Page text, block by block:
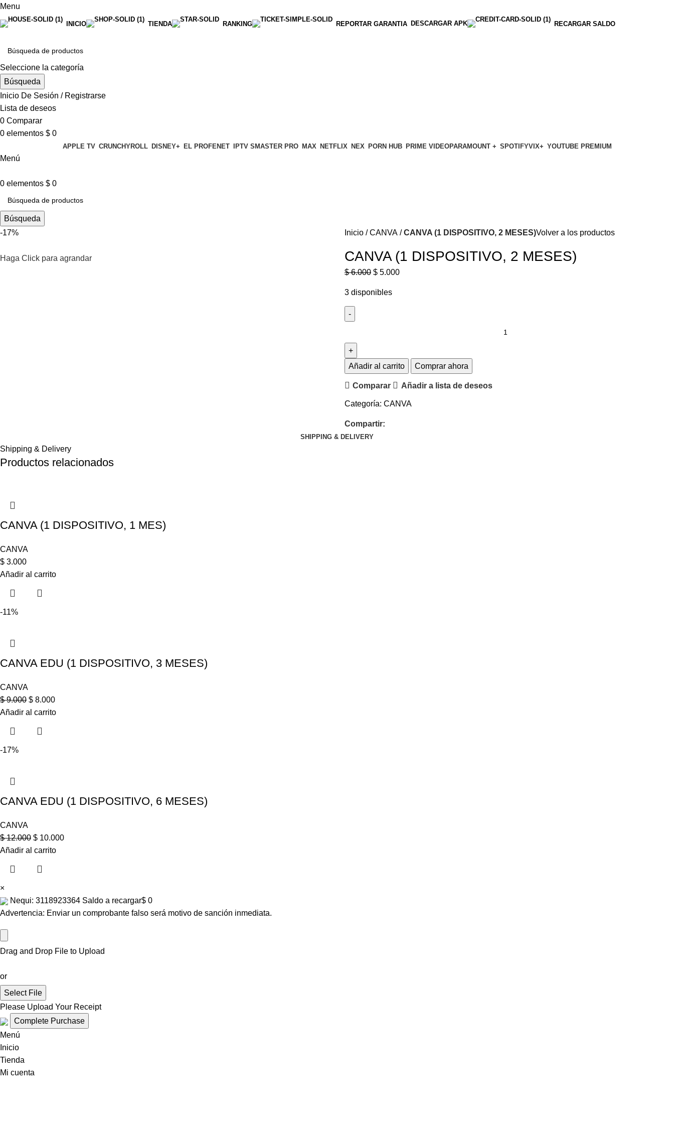
Menu
INICIO TIENDA RANKING REPORTAR GARANTIA DESCARGAR APK RECARGAR SALDO
Seleccione la categoría
Búsqueda
Inicio De Sesión / Registrarse
Lista de deseos
0 Comparar
0 elementos $ 0
APPLE TV CRUNCHYROLL DISNEY+ EL PROFENET IPTV SMASTER PRO MAX NETFLIX NEX PORN HUB PRIME VIDEOPARAMOUNT + SPOTIFYVIX+ YOUTUBE PREMIUM
Menú
0 elementos $ 0
Búsqueda
-17%
Haga Click para agrandar
Inicio CANVA CANVA (1 DISPOSITIVO, 2 MESES)Volver a los productos
CANVA (1 DISPOSITIVO, 2 MESES)
$6.000 $ 5.000
3 disponibles
Añadir al carrito Comprar ahora
Comparar Añadir a lista de deseos
Categoría: CANVA
Compartir:
SHIPPING & DELIVERY
Shipping & Delivery
Productos relacionados
CANVA (1 DISPOSITIVO, 1 MES)
CANVA
$ 3.000
Añadir al carrito
-11%
CANVA EDU (1 DISPOSITIVO, 3 MESES)
CANVA
$9.000 $ 8.000
Añadir al carrito
-17%
CANVA EDU (1 DISPOSITIVO, 6 MESES)
CANVA
$12.000 $ 10.000
Añadir al carrito
×
Nequi: 3118923364 Saldo a recargar$ 0
Advertencia: Enviar un comprobante falso será motivo de sanción inmediata.
Drag and Drop File to Upload
or
Select File
Please Upload Your Receipt
Menú
Inicio
Tienda
Mi cuenta